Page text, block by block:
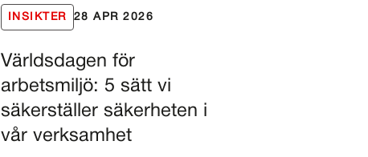
INSIKTER 28 APR 2026
Världsdagen för
arbetsmiljö: 5 sätt vi
säkerställer säkerheten i
vår verksamhet